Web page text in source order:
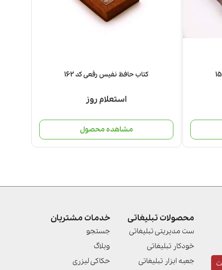
کتاب حافظ نفیس رقعی کد 162
استعلام روز
مشاهده محصول
محصولات تبلیغاتی
ست مدیریتی تبلیغاتی
خودکار تبلیغاتی
جعبه ابزار تبلیغاتی
خدمات مشتریان
جستجو
وبلاگ
حکاکی لیزری